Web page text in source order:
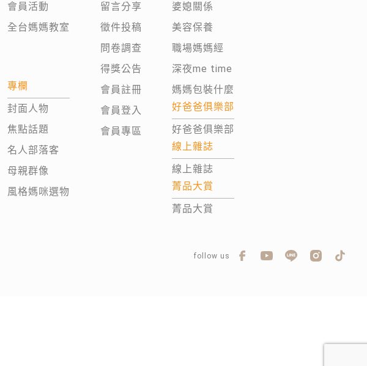
會員活動
全台媽媽教室
專欄
封面人物
焦點話題
名人部落客
母親群像
風格媽咪選物
留言分享
徵件投稿
問卷調查
得獎公告
會員註冊
會員登入
會員專區
婆媳關係
美容保養
職場媽媽經
深夜me time
媽媽包裝什麼
好爸爸俱樂部
好爸爸俱樂部
線上雜誌
線上雜誌
菁品大賞
菁品大賞
follow us